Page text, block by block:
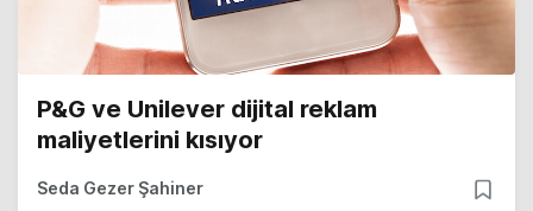
P&G ve Unilever dijital reklam
maliyetlerini kısıyor
Seda Gezer Şahiner